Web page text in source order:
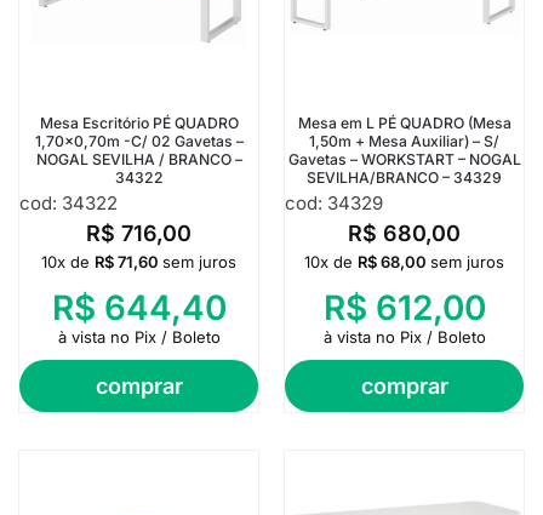
Mesa Escritório PÉ QUADRO
1,70×0,70m -C/ 02 Gavetas –
NOGAL SEVILHA / BRANCO –
34322
cod: 34322
R$ 716,00
comprar
10x de R$71,60 sem juros
R$ 644,40
à vista no Pix / Boleto
Mesa em L PÉ QUADRO (Mesa
1,50m + Mesa Auxiliar) – S/
Gavetas – WORKSTART – NOGAL
SEVILHA/BRANCO – 34329
cod: 34329
R$ 680,00
comprar
10x de R$68,00 sem juros
R$ 612,00
à vista no Pix / Boleto